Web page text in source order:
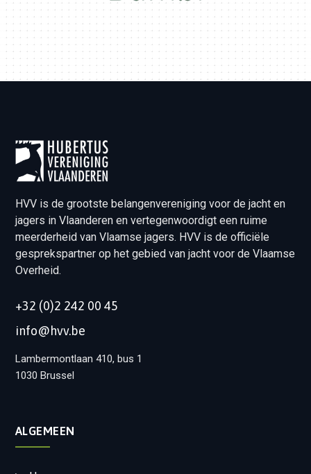
HVV is de grootste belangenvereniging voor de jacht en
jagers in Vlaanderen en vertegenwoordigt een ruime
meerderheid van Vlaamse jagers. HVV is de officiële
gesprekspartner op het gebied van jacht voor de Vlaamse
Overheid.
+32 (0)2 242 00 45
info@hvv.be
Lambermontlaan 410, bus 1
1030 Brussel
ALGEMEEN